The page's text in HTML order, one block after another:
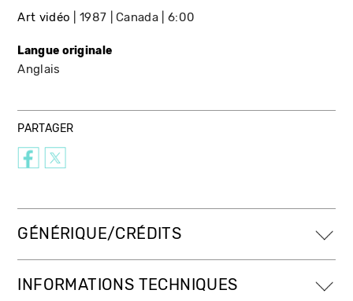
Art vidéo 1987 Canada 6:00
Langue originale
Anglais
PARTAGER
GÉNÉRIQUE/CRÉDITS
INFORMATIONS TECHNIQUES